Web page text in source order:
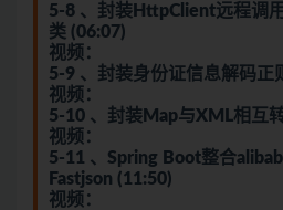
5-8 、封装HttpClient远程调
类 (06:07)
视频：
5-9 、封装身份证信息解码正
视频：
5-10 、封装Map与XML相互
视频：
5-11 、Spring Boot整合
Fastjson (11:50)
视频：